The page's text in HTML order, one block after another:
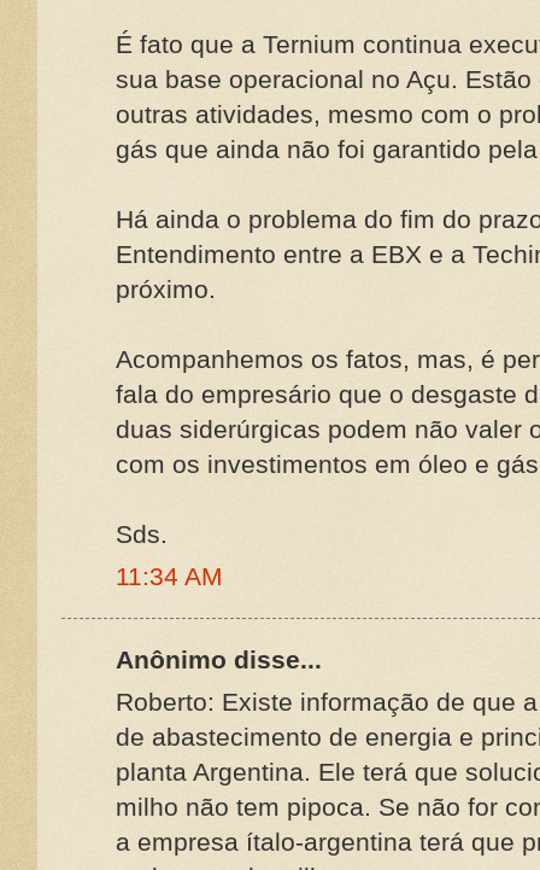
É fato que a Ternium continua
sua base operacional no Açu.
outras atividades, mesmo com o
gás que ainda não foi garantido
Há ainda o problema do fim do
Entendimento entre a EBX e a
próximo.
Acompanhemos os fatos, mas, é
fala do empresário que o desgaste
duas siderúrgicas podem não valer
com os investimentos em óleo e
Sds.
11:34 AM
Anônimo disse...
Roberto: Existe informação de que
de abastecimento de energia e
planta Argentina. Ele terá que
milho não tem pipoca. Se não for
a empresa ítalo-argentina terá que